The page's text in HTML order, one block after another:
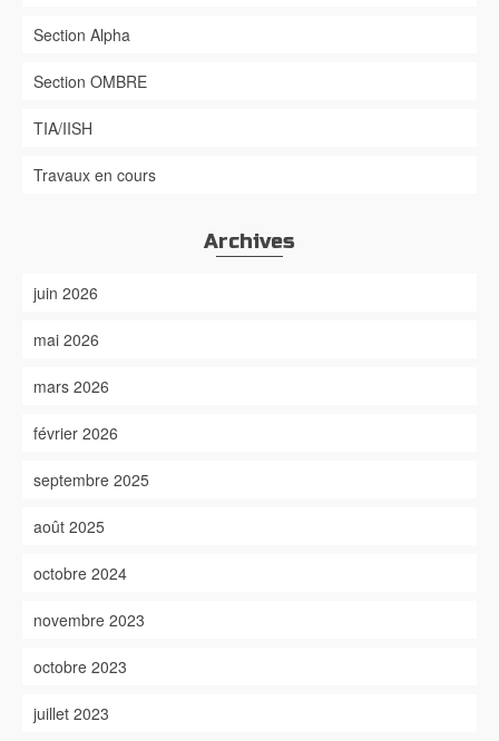
Section Alpha
Section OMBRE
TIA/IISH
Travaux en cours
Archives
juin 2026
mai 2026
mars 2026
février 2026
septembre 2025
août 2025
octobre 2024
novembre 2023
octobre 2023
juillet 2023